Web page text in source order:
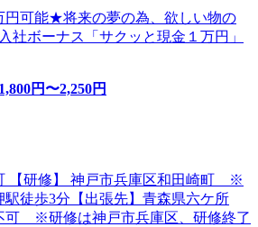
円可能★将来の夢の為、欲しい物の
社ボーナス「サクッと現金１万円」
円〜2,250円
【研修】 神戸市兵庫区和田崎町 ※
駅徒歩3分【出張先】青森県六ケ所
※研修は神戸市兵庫区、研修終了